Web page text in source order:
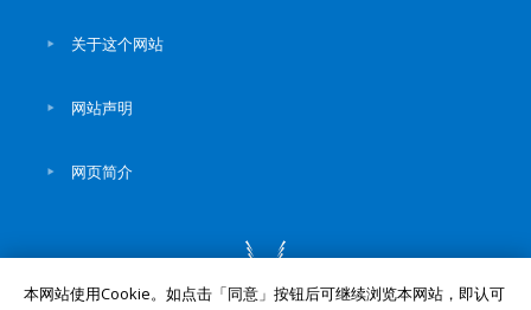
关于这个网站
网站声明
网页简介
本网站使用Cookie。如点击「同意」按钮后可继续浏览本网站，即认可